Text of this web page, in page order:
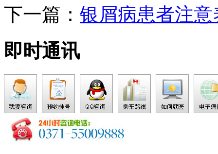
下一篇： 银屑病患者注意
即时通讯